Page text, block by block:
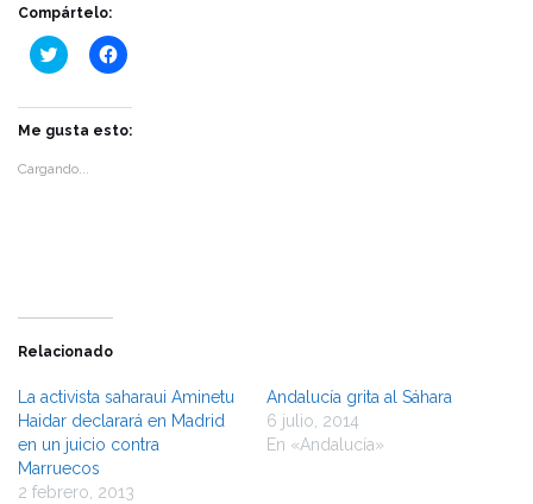
Compártelo:
Haz
clic
en
Twitter
abre
en
Haz
clic
en
Facebook
Me gusta esto:
Cargando...
Relacionado
La activista saharaui Aminetu
Haidar declarará en Madrid
en un juicio contra
Marruecos
2 febrero, 2013
Andalucía grita al Sáhara
6 julio, 2014
En «Andalucía»